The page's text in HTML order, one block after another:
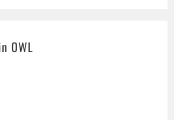
OWL